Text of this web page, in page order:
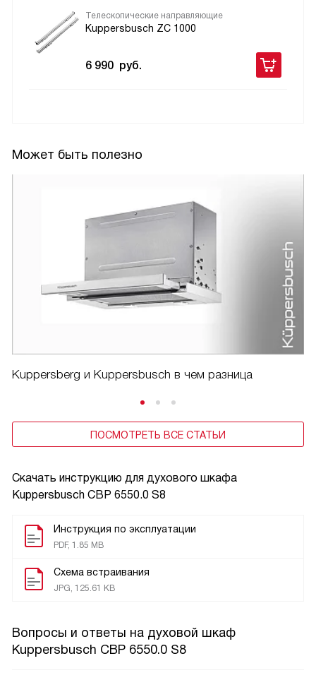
Скачать инструкцию для духового шкафа
Kuppersbusch CBP 6550.0 S8
Инструкция по эксплуатации
PDF, 1.85 MB
Схема встраивания
JPG, 125.61 KB
Телескопические направляющие
Kuppersbusch ZC 1000
6 990 руб.
Может быть полезно
Kuppersberg и Kuppersbusch в чем разница
ПОСМОТРЕТЬ ВСЕ СТАТЬИ
Вопросы и ответы на духовой шкаф
Kuppersbusch CBP 6550.0 S8